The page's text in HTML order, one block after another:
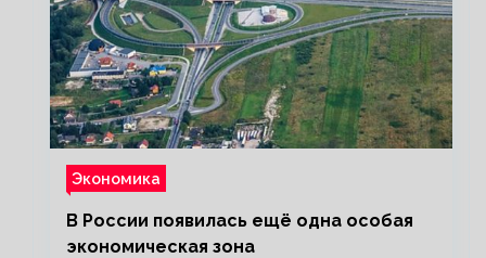
Экономика
В России появилась ещё одна особая
экономическая зона